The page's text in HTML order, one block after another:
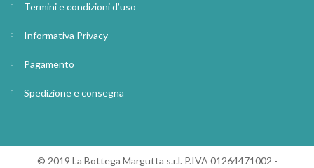
Termini e condizioni d’uso
Informativa Privacy
Pagamento
Spedizione e consegna
© 2019 La Bottega Margutta s.r.l. P.IVA 01264471002 -